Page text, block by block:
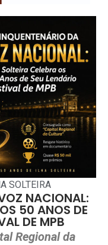
SOLTEIRA
NACIONAL:
50 ANOS DE
DE MPB
Regional da